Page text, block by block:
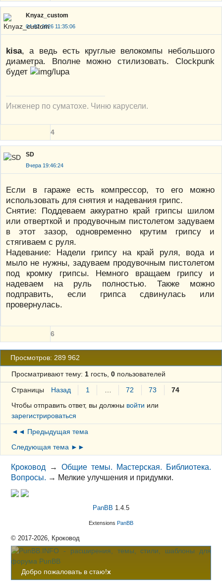
Knyaz_custom
04-07-2026 11:35:06
kisa, а ведь есть круглые велокомпы небольшого
диаметра. Вполне можно стилизовать. Clockpunk
будет
Инженер по суматохе. Чиню карусели.
4
SD
Вчера 19:46:24
Если в гараже есть компрессор, то его можно
использовать для снятия и надевания грипс.
Снятие: Поддеваем аккуратно край грипсы шилом
или отверткой и продувочным пистолетом задуваем
в этот зазор, одновременно крутим грипсу и
стягиваем с руля.
Надевание: Надели грипсу на край руля, вода и
мыло не нужны, задуваем продувочным пистолетом
под кромку грипсы. Немного вращаем грипсу и
надеваем на руль полностью. Также можно
подправить, если грипса сдвинулась или
провернулась.
6
Просмотров: 289 962
Просматривают тему: 1гость, 0пользователей
Страницы Назад 1 72 73
74
Чтобы отправить ответ, вы должны войти или
зарегистрироваться
◄◄ Предыдущая тема
Следующая тема ►►
Кроковод →Общие темы. Мастерская. Библиотека.
Вопросы. → Мелкие улучшения и придумки.
PanBB 1.4.5
Extensions PanBB
© 2017-2026, Кроковод
Добро пожаловать в стаю!x